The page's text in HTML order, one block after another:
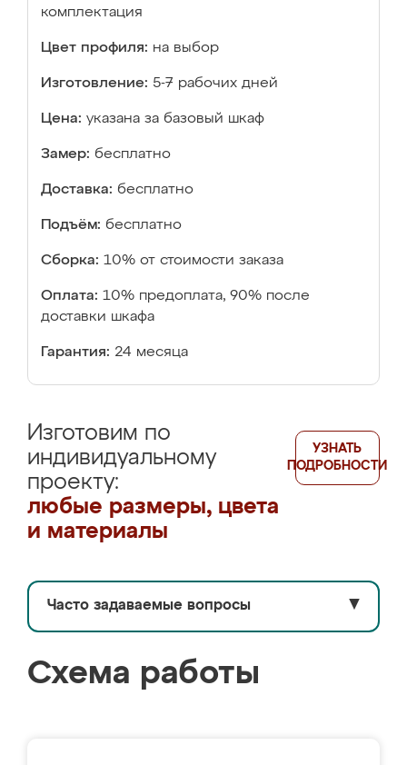
комплектация
Цвет профиля: на выбор
Изготовление: 5-7 рабочих дней
Цена: указана за базовый шкаф
Замер: бесплатно
Доставка: бесплатно
Подъём: бесплатно
Сборка: 10% от стоимости заказа
Оплата: 10% предоплата, 90% после
доставки шкафа
Гарантия: 24 месяца
Изготовим по
индивидуальному
проекту:
любые размеры, цвета
и материалы
УЗНАТЬ
ПОДРОБНОСТИ
Часто задаваемые вопросы ▼
Схема работы